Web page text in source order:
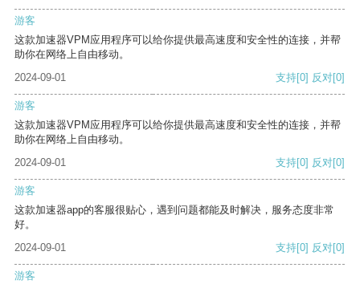
游客
这款加速器VPM应用程序可以给你提供最高速度和安全性的连接，并帮
助你在网络上自由移动。
2024-09-01
支持[0] 反对[0]
游客
这款加速器VPM应用程序可以给你提供最高速度和安全性的连接，并帮
助你在网络上自由移动。
2024-09-01
支持[0] 反对[0]
游客
这款加速器app的客服很贴心，遇到问题都能及时解决，服务态度非常
好。
2024-09-01
支持[0] 反对[0]
游客